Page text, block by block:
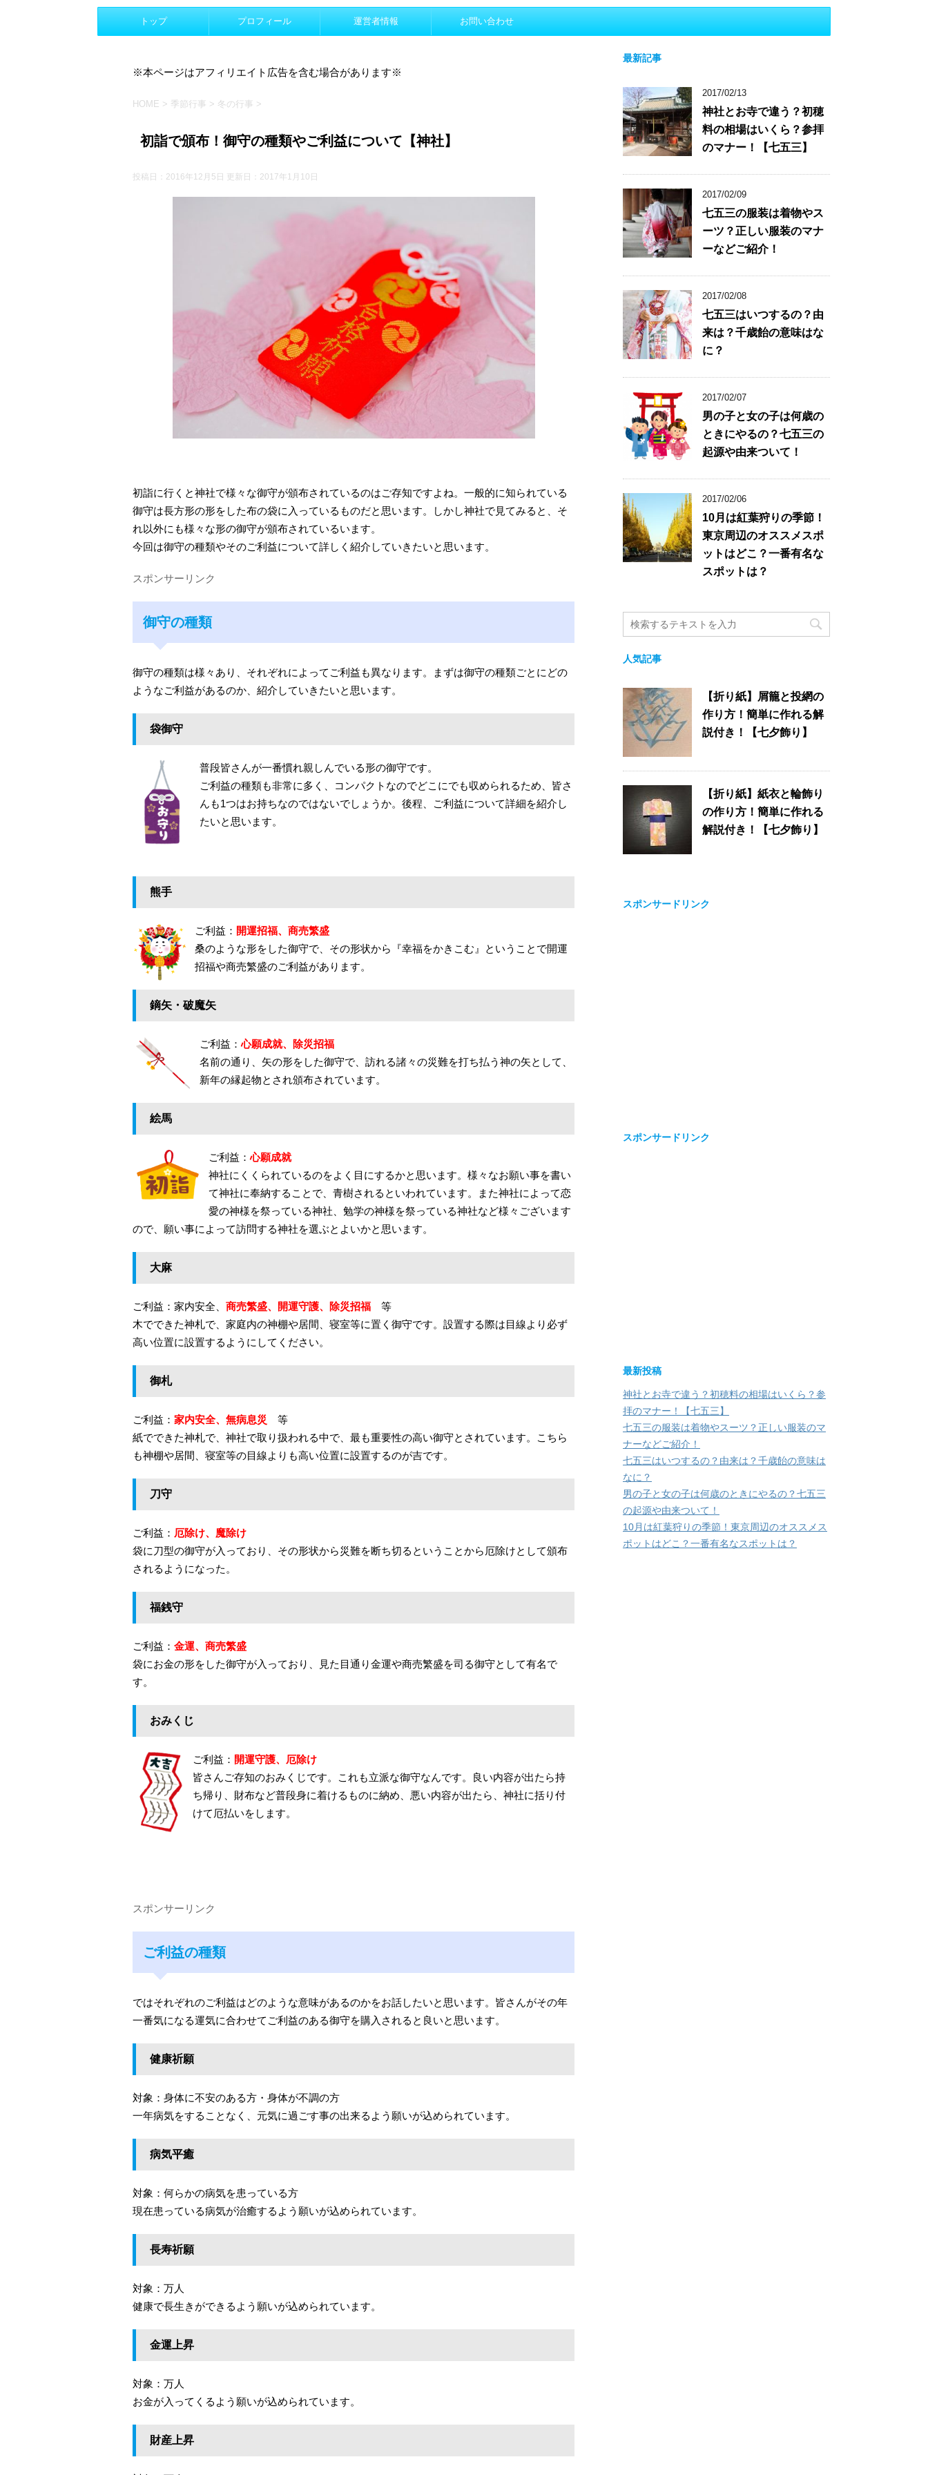
トップ プロフィール 運営者情報 お問い合わせ
※本ページはアフィリエイト広告を含む場合があります※
HOME > 季節行事 > 冬の行事 >
初詣で頒布！御守の種類やご利益について【神社】
投稿日：2016年12月5日 更新日： 2017年1月10日
初詣に行くと神社で様々な御守が頒布されているのはご存知ですよね。一般的に知られている
御守は長方形の形をした布の袋に入っているものだと思います。しかし神社で見てみると、そ
れ以外にも様々な形の御守が頒布されているいます。
今回は御守の種類やそのご利益について詳しく紹介していきたいと思います。
スポンサーリンク
御守の種類
御守の種類は様々あり、それぞれによってご利益も異なります。まずは御守の種類ごとにどの
ようなご利益があるのか、紹介していきたいと思います。
袋御守
普段皆さんが一番慣れ親しんでいる形の御守です。
ご利益の種類も非常に多く、コンパクトなのでどこにでも収められるため、皆さ
んも1つはお持ちなのではないでしょうか。後程、ご利益について詳細を紹介し
たいと思います。
熊手
ご利益： 開運招福、商売繁盛
桑のような形をした御守で、その形状から『幸福をかきこむ』ということで開運
招福や商売繁盛のご利益があります。
鏑矢・破魔矢
ご利益：心願成就、除災招福
名前の通り、矢の形をした御守で、訪れる諸々の災難を打ち払う神の矢として、
新年の縁起物とされ頒布されています。
絵馬
ご利益：心願成就
神社にくくられているのをよく目にするかと思います。様々なお願い事を書い
て神社に奉納することで、青樹されるといわれています。また神社によって恋
愛の神様を祭っている神社、勉学の神様を祭っている神社など様々ございます
ので、願い事によって訪問する神社を選ぶとよいかと思います。
大麻
ご利益：家内安全、 商売繁盛、開運守護、除災招福 等
木でできた神札で、家庭内の神棚や居間、寝室等に置く御守です。設置する際は目線より必ず
高い位置に設置するようにしてください。
御札
ご利益： 家内安全、無病息災 等
紙でできた神札で、神社で取り扱われる中で、最も重要性の高い御守とされています。こちら
も神棚や居間、寝室等の目線よりも高い位置に設置するのが吉です。
刀守
ご利益： 厄除け、魔除け
袋に刀型の御守が入っており、その形状から災難を断ち切るということから厄除けとして頒布
されるようになった。
福銭守
ご利益： 金運、商売繁盛
袋にお金の形をした御守が入っており、見た目通り金運や商売繁盛を司る御守として有名で
す。
おみくじ
ご利益： 開運守護、厄除け
皆さんご存知のおみくじです。これも立派な御守なんです。良い内容が出たら持
ち帰り、財布など普段身に着けるものに納め、悪い内容が出たら、神社に括り付
けて厄払いをします。
スポンサーリンク
ご利益の種類
ではそれぞれのご利益はどのような意味があるのかをお話したいと思います。皆さんがその年
一番気になる運気に合わせてご利益のある御守を購入されると良いと思います。
健康祈願
対象：身体に不安のある方・身体が不調の方
一年病気をすることなく、元気に過ごす事の出来るよう願いが込められています。
病気平癒
対象：何らかの病気を患っている方
現在患っている病気が治癒するよう願いが込められています。
長寿祈願
対象：万人
健康で長生きができるよう願いが込められています。
金運上昇
対象：万人
お金が入ってくるよう願いが込められています。
財産上昇
最新記事
2017/02/13
神社とお寺で違う？初穂
料の相場はいくら？参拝
のマナー！【七五三】
2017/02/09
七五三の服装は着物やス
ーツ？正しい服装のマナ
ーなどご紹介！
2017/02/08
七五三はいつするの？由
来は？千歳飴の意味はな
に？
2017/02/07
男の子と女の子は何歳の
ときにやるの？七五三の
起源や由来ついて！
2017/02/06
10月は紅葉狩りの季節！
東京周辺のオススメスポ
ットはどこ？一番有名な
スポットは？
人気記事
【折り紙】屑籠と投網の
作り方！簡単に作れる解
説付き！【七夕飾り】
【折り紙】紙衣と輪飾り
の作り方！簡単に作れる
解説付き！【七夕飾り】
スポンサードリンク
スポンサードリンク
最新投稿
神社とお寺で違う？初穂料の相場はいくら？参
拝のマナー！【七五三】
七五三の服装は着物やスーツ？正しい服装のマ
ナーなどご紹介！
七五三はいつするの？由来は？千歳飴の意味は
なに？
男の子と女の子は何歳のときにやるの？七五三
の起源や由来ついて！
10月は紅葉狩りの季節！東京周辺のオススメス
ポットはどこ？一番有名なスポットは？